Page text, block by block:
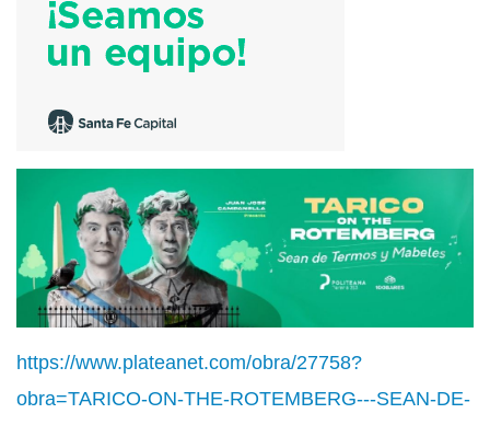
https://www.plateanet.com/obra/27758?
obra=TARICO-ON-THE-ROTEMBERG---SEAN-DE-